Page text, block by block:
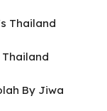
Thailand
Thailand
By Jiwa